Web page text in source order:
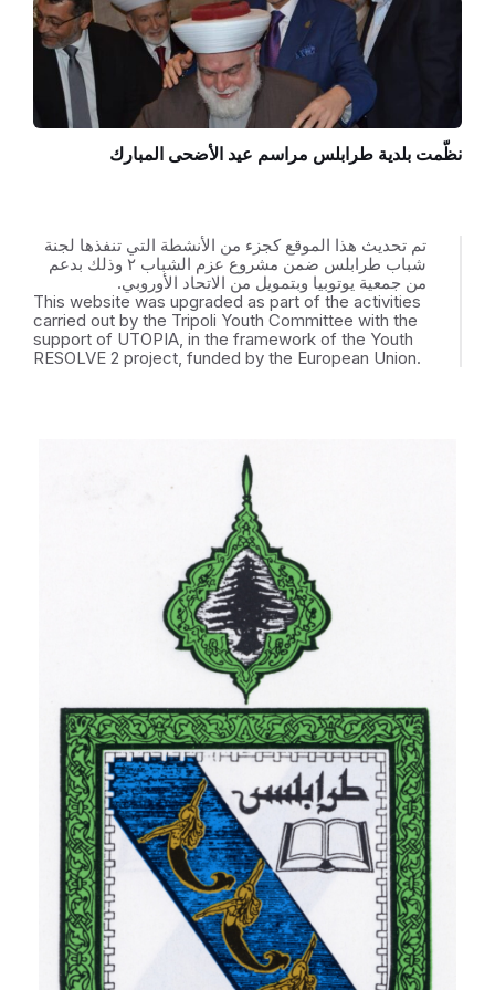
نظّمت بلدية طرابلس مراسم عيد الأضحى المبارك
تم تحديث هذا الموقع كجزء من الأنشطة التي تنفذها لجنة
شباب طرابلس ضمن مشروع عزم الشباب ٢ وذلك بدعم
من جمعية يوتوبيا وبتمويل من الاتحاد الأوروبي.
This website was upgraded as part of the activities
carried out by the Tripoli Youth Committee with the
support of UTOPIA, in the framework of the Youth
RESOLVE 2 project, funded by the European Union.